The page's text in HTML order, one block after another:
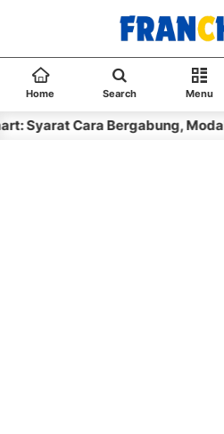
Home Search Menu
Bergabung, Modal Biaya Harga